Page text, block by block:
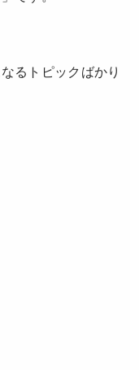
るトピックばかり